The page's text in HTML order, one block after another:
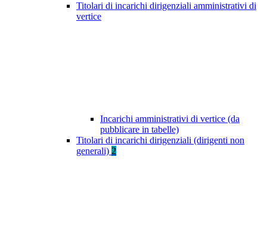
Titolari di incarichi dirigenziali amministrativi di
vertice
Incarichi amministrativi di vertice (da
pubblicare in tabelle)
Titolari di incarichi dirigenziali (dirigenti non
generali) 2